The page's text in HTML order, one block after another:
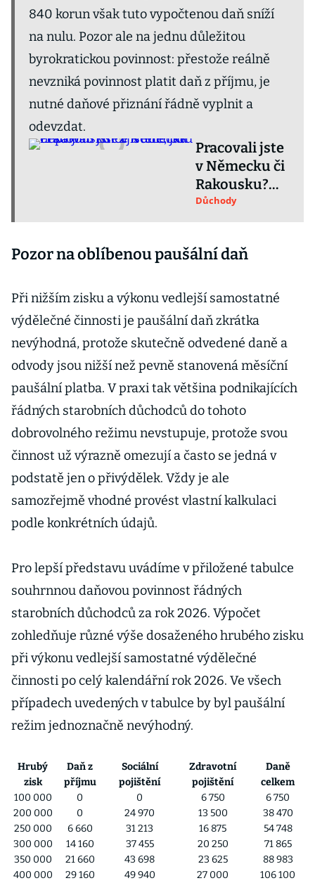
840 korun však tuto vypočtenou daň sníží
na nulu. Pozor ale na jednu důležitou
byrokratickou povinnost: přestože reálně
nevzniká povinnost platit daň z příjmu, je
nutné daňové přiznání řádně vyplnit a
odevzdat.
Pracovali jste
v Německu či
Rakousku?
Zjistěte, jak
nepřijít o
důchodu
Důchody
Pozor na oblíbenou paušální daň
Při nižším zisku a výkonu vedlejší samostatné
výdělečné činnosti je paušální daň zkrátka
nevýhodná, protože skutečně odvedené daně a
odvody jsou nižší než pevně stanovená měsíční
paušální platba. V praxi tak většina podnikajících
řádných starobních důchodců do tohoto
dobrovolného režimu nevstupuje, protože svou
činnost už výrazně omezují a často se jedná v
podstatě jen o přivýdělek. Vždy je ale
samozřejmě vhodné provést vlastní kalkulaci
podle konkrétních údajů.
Pro lepší představu uvádíme v přiložené tabulce
souhrnnou daňovou povinnost řádných
starobních důchodců za rok 2026. Výpočet
zohledňuje různé výše dosaženého hrubého zisku
při výkonu vedlejší samostatné výdělečné
činnosti po celý kalendářní rok 2026. Ve všech
případech uvedených v tabulce by byl paušální
režim jednoznačně nevýhodný.
Hrubý
zisk
Daň z
příjmu
Sociální
pojištění
Zdravotní
pojištění
Daně
celkem
100 000
0 0 6 750
6 750
200 000
0 24 970 13 500
38 470
250 000
6 660 31 213 16 875
54 748
300 000
14 160 37 455 20 250
71 865
350 000
21 660 43 698 23 625
88 983
400 000
29 160 49 940 27 000 106 100